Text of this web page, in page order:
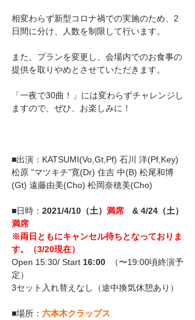
相変わらず新型コロナ禍での実施のため、2
日間に分け、人数を制限して行います。
また、プランを変更し、会場内でのお食事の
提供を取りやめとさせていただきます。
「一夜で30曲！」には変わらずチャレンジし
ますので、ぜひ、お楽しみに！
■出演：KATSUMI(Vo,Gt,Pf) 石川 洋(Pf,Key)
松原 ”マツキチ”寛(Dr) 住吉 中(B) 松尾和博
(Gt) 遠藤由美(Cho) 松岡奈穂美(Cho)
■日時： 2021/4/10（土） 満席 & 4/24（土）
満席
※両日ともにキャンセル待ちとなっておりま
す。（3/20現在）
Open 15:30/ Start 16:00
（〜19:00頃終演予
定）
3セット入れ替えなし（途中換気休憩あり）
■場所： 六本木クラップス